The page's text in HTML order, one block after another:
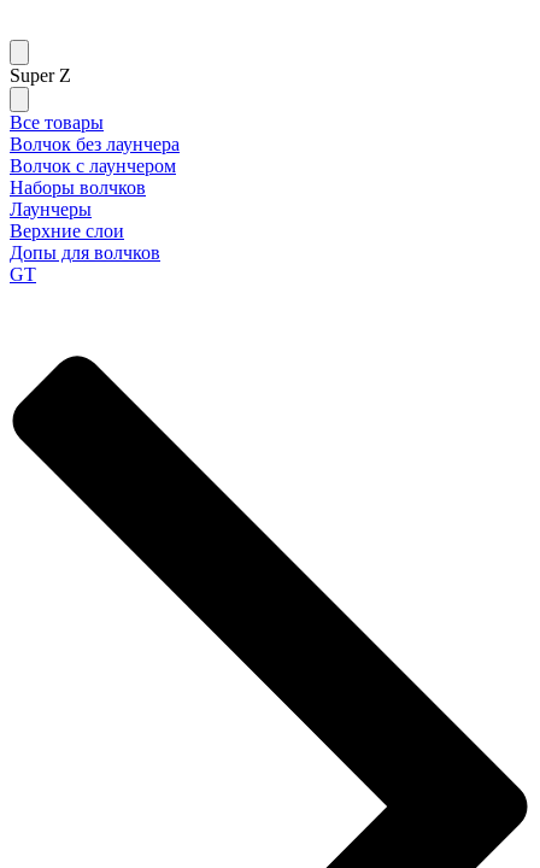
Super Z
Все товары
Волчок без лаунчера
Волчок с лаунчером
Наборы волчков
Лаунчеры
Верхние слои
Допы для волчков
GT